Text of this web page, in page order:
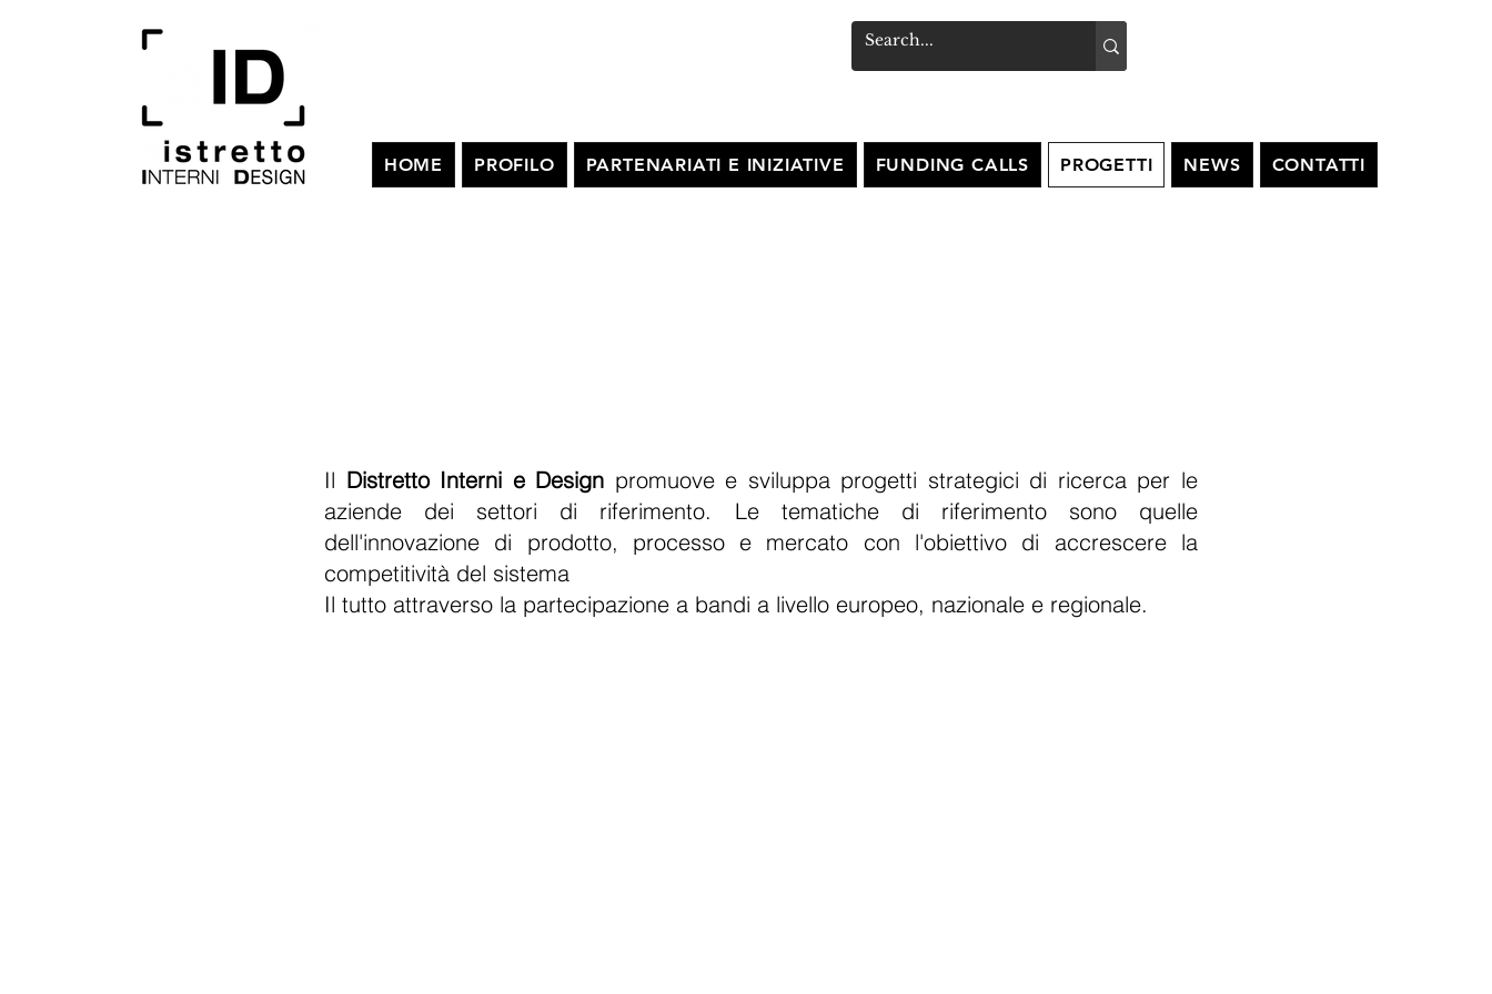
HOME PROFILO PARTENARIATI E INIZIATIVE FUNDING CALLS PROGETTI NEWS CONTATTI
Il Distretto Interni e Design promuove e sviluppa progetti strategici di ricerca per le
aziende dei settori di riferimento. Le tematiche di riferimento sono quelle
dell'innovazione di prodotto, processo e mercato con l'obiettivo di accrescere la
competitività del sistema
Il tutto attraverso la partecipazione a bandi a livello europeo, nazionale e regionale.